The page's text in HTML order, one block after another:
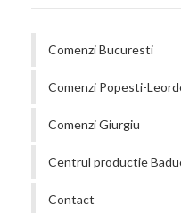
Comenzi Bucuresti
Comenzi Popesti-
Comenzi Giurgiu
Centrul productie
Contact